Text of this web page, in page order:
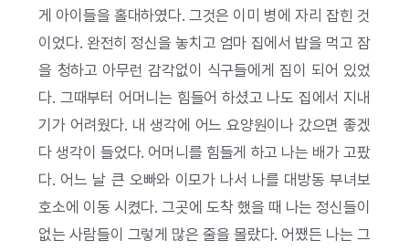
게 아이들을 홀대하였다. 그것은 이미 병에 자리 잡힌 것
이었다. 완전히 정신을 놓치고 엄마 집에서 밥을 먹고 잠
을 청하고 아무런 감각없이 식구들에게 짐이 되어 있었
다. 그때부터 어머니는 힘들어 하셨고 나도 집에서 지내
기가 어려웠다. 내 생각에 어느 요양원이나 갔으면 좋겠
다 생각이 들었다. 어머니를 힘들게 하고 나는 배가 고팠
다. 어느 날 큰 오빠와 이모가 나서 나를 대방동 부녀보
호소에 이동 시켰다. 그곳에 도착 했을 때 나는 정신들이
없는 사람들이 그렇게 많은 줄을 몰랐다. 어쨌든 나는 그